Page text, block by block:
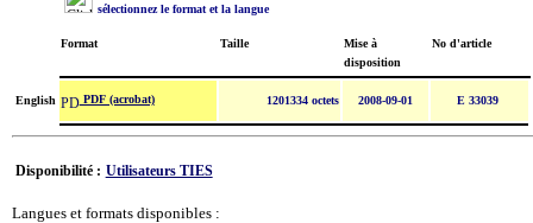
sélectionnez le format et la langue
Format Taille
Mise à
disposition
No d'article
English PDF (acrobat) 1201334 octets 2008-09-01 E 33039
Disponibilité : Utilisateurs TIES
Langues et formats disponibles :